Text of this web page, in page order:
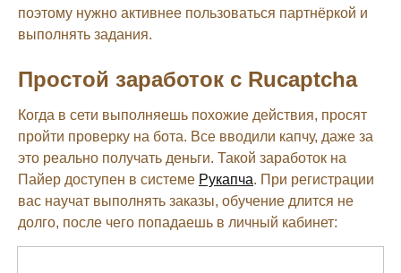
поэтому нужно активнее пользоваться партнёркой и
выполнять задания.
Простой заработок с Rucaptcha
Когда в сети выполняешь похожие действия, просят
пройти проверку на бота. Все вводили капчу, даже за
это реально получать деньги. Такой заработок на
Пайер доступен в системе Рукапча. При регистрации
вас научат выполнять заказы, обучение длится не
долго, после чего попадаешь в личный кабинет: